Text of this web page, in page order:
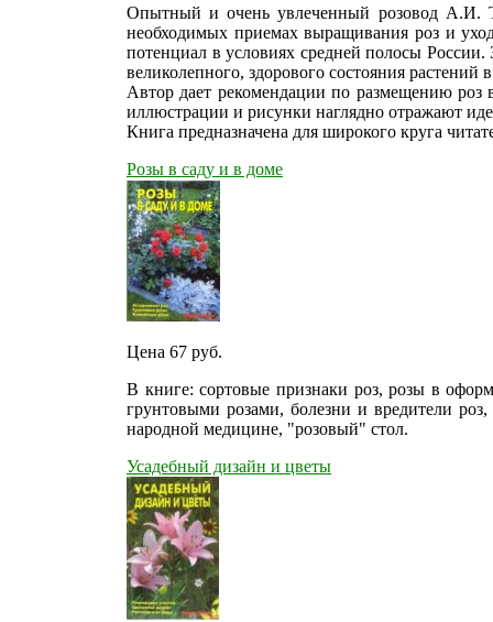
Опытный и очень увлеченный розовод А.И.
необходимых приемах выращивания роз и
потенциал в условиях средней полосы
великолепного, здорового состояния растений
Автор дает рекомендации по размещению
иллюстрации и рисунки наглядно отражают
Книга предназначена для широкого круга
Розы в саду и в доме
Цена 67 руб.
В книге: сортовые признаки роз, розы в
грунтовыми розами, болезни и вредители
народной медицине, "розовый" стол.
Усадебный дизайн и цветы